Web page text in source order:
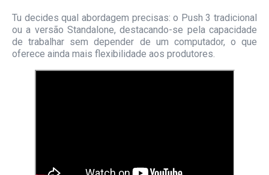
Tu decides qual abordagem precisas: o Push 3 tradicional
ou a versão Standalone, destacando-se pela capacidade
de trabalhar sem depender de um computador, o que
oferece ainda mais flexibilidade aos produtores.